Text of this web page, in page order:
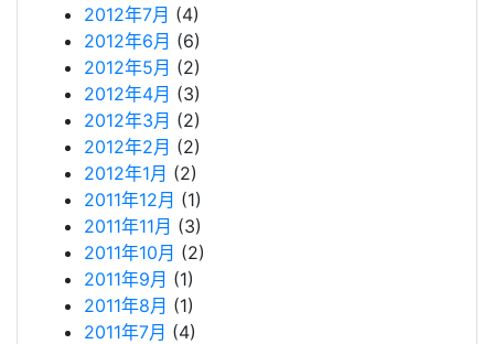
2012年7月 (4)
2012年6月 (6)
2012年5月 (2)
2012年4月 (3)
2012年3月 (2)
2012年2月 (2)
2012年1月 (2)
2011年12月 (1)
2011年11月 (3)
2011年10月 (2)
2011年9月 (1)
2011年8月 (1)
2011年7月 (4)